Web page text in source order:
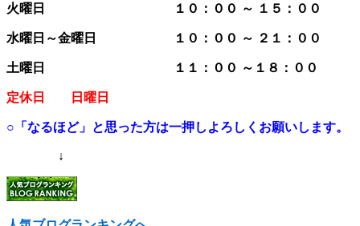
火曜日 １０：００ ～ １５：００
水曜日～金曜日 １０：００ ～ ２１：００
土曜日 １１：００ ～１８：００
定休日 日曜日
○「なるほど」と思った方は一押しよろしくお願いします。
↓